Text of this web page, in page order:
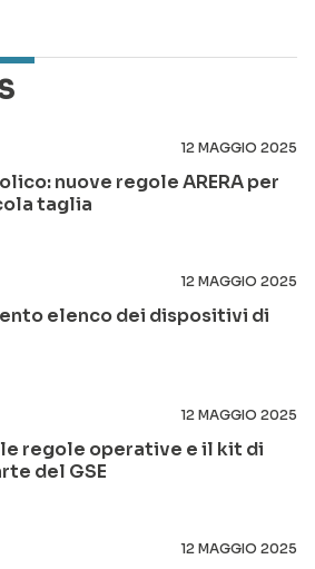
12 MAGGIO 2025
nuove regole ARERA per
taglia
12 MAGGIO 2025
elenco dei dispositivi di
12 MAGGIO 2025
le regole operative e il kit di
del GSE
12 MAGGIO 2025